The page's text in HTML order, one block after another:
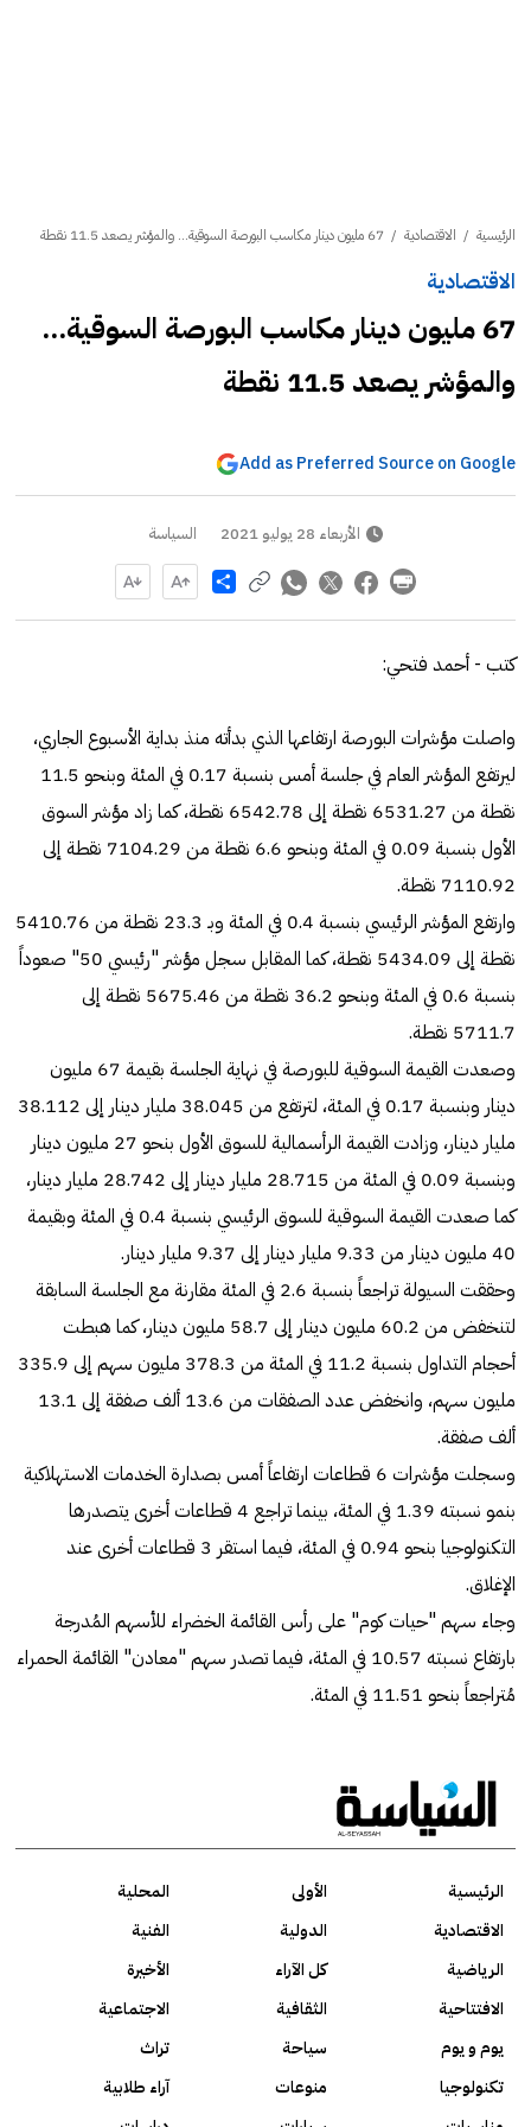
الرئيسية / الاقتصادية / 67 مليون دينار مكاسب البورصة السوقية... والمؤشر يصعد 11.5 نقطة
الاقتصادية
67 مليون دينار مكاسب البورصة السوقية...
والمؤشر يصعد 11.5 نقطة
Add as Preferred Source on Google
الأربعاء 28 يوليو 2021 السياسة
Share
كتب - أحمد فتحي:
واصلت مؤشرات البورصة ارتفاعها الذي بدأته منذ بداية الأسبوع الجاري،
ليرتفع المؤشر العام في جلسة أمس بنسبة 0.17 في المئة وبنحو 11.5
نقطة من 6531.27 نقطة إلى 6542.78 نقطة، كما زاد مؤشر السوق
الأول بنسبة 0.09 في المئة وبنحو 6.6 نقطة من 7104.29 نقطة إلى
7110.92 نقطة.
وارتفع المؤشر الرئيسي بنسبة 0.4 في المئة وبـ 23.3 نقطة من 5410.76
نقطة إلى 5434.09 نقطة، كما المقابل سجل مؤشر "رئيسي 50" صعوداً
بنسبة 0.6 في المئة وبنحو 36.2 نقطة من 5675.46 نقطة إلى
5711.7 نقطة.
وصعدت القيمة السوقية للبورصة في نهاية الجلسة بقيمة 67 مليون
دينار وبنسبة 0.17 في المئة، لترتفع من 38.045 مليار دينار إلى 38.112
مليار دينار، وزادت القيمة الرأسمالية للسوق الأول بنحو 27 مليون دينار
وبنسبة 0.09 في المئة من 28.715 مليار دينار إلى 28.742 مليار دينار،
كما صعدت القيمة السوقية للسوق الرئيسي بنسبة 0.4 في المئة وبقيمة
40 مليون دينار من 9.33 مليار دينار إلى 9.37 مليار دينار.
وحققت السيولة تراجعاً بنسبة 2.6 في المئة مقارنة مع الجلسة السابقة
لتنخفض من 60.2 مليون دينار إلى 58.7 مليون دينار، كما هبطت
أحجام التداول بنسبة 11.2 في المئة من 378.3 مليون سهم إلى 335.9
مليون سهم، وانخفض عدد الصفقات من 13.6 ألف صفقة إلى 13.1
ألف صفقة.
وسجلت مؤشرات 6 قطاعات ارتفاعاً أمس بصدارة الخدمات الاستهلاكية
بنمو نسبته 1.39 في المئة، بينما تراجع 4 قطاعات أخرى يتصدرها
التكنولوجيا بنحو 0.94 في المئة، فيما استقر 3 قطاعات أخرى عند
الإغلاق.
وجاء سهم "حيات كوم" على رأس القائمة الخضراء للأسهم المُدرجة
بارتفاع نسبته 10.57 في المئة، فيما تصدر سهم "معادن" القائمة الحمراء
مُتراجعاً بنحو 11.51 في المئة.
الرئيسية الأولى
المحلية
الاقتصادية
الدولية
الفنية
الرياضية
كل الآراء
الأخيرة
الافتتاحية
الثقافية
الاجتماعية
يوم و يوم
سياحة
تراث
تكنولوجيا
منوعات
آراء طلابية